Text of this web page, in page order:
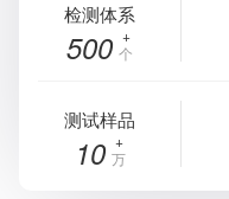
检测体系
500 个
测试样品
10 万